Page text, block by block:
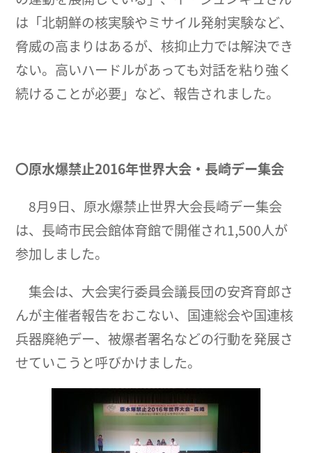
は「北朝鮮の核実験やミサイル発射実験など、
脅威の高まりはあるが、核抑止力では解決でき
ない。高いハードルがあっても対話を粘り強く
続けることが必要」など、報告されました。
〇原水爆禁止2016年世界大会・長崎デー集会
8月9日、原水爆禁止世界大会長崎デー集会
は、長崎市民会館体育館で開催され1,500人が
参加しました。
集会は、大会実行委員会議長団の安斉育郎さ
んが主催者報告をおこない、国連総会や国連核
兵器廃絶デー、被爆者署名などの行動を発展さ
せていこうと呼びかけました。